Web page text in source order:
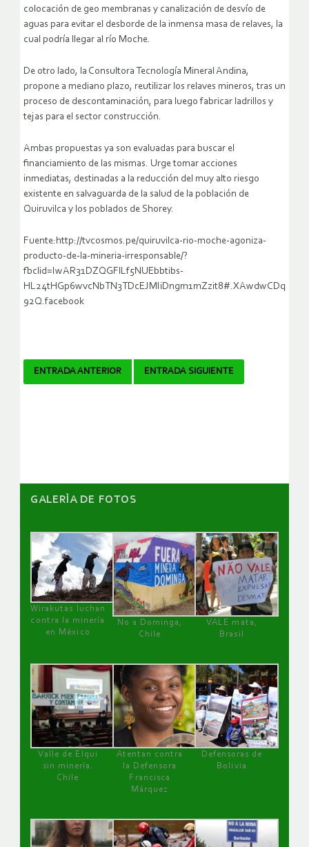
colocación de geo membranas y canalización de desvío de
aguas para evitar el desborde de la inmensa masa de relaves, la
cual podría llegar al río Moche.
De otro lado, la Consultora Tecnología Mineral Andina,
propone a mediano plazo, reutilizar los relaves mineros, tras un
proceso de descontaminación, para luego fabricar ladrillos y
tejas para el sector construcción.
Ambas propuestas ya son evaluadas para buscar el
financiamiento de las mismas. Urge tomar acciones
inmediatas, destinadas a la reducción del muy alto riesgo
existente en salvaguarda de la salud de la población de
Quiruvilca y los poblados de Shorey.
Fuente:http://tvcosmos.pe/quiruvilca-rio-moche-agoniza-
producto-de-la-mineria-irresponsable/?
fbclid=IwAR31DZQGFlLf5NUEbbtibs-
HL24tHGp6wvcNbTN3TDcEJMIiDngm1mZzit8#.XAwdwCDq
92Q.facebook
Navegador
ENTRADA ANTERIOR ENTRADA SIGUIENTE
GALERÌA DE FOTOS
Wirakutas luchan
contra la minería
en México
No a Dominga,
Chile
VALE mata,
Brasil
Valle de Elqui
sin minería.
Chile
Atentan contra
la Defensora
Francisca
Márquez
Defensoras de
Bolivia